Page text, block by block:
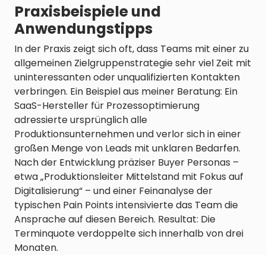
Praxisbeispiele und
Anwendungstipps
In der Praxis zeigt sich oft, dass Teams mit einer zu
allgemeinen Zielgruppenstrategie sehr viel Zeit mit
uninteressanten oder unqualifizierten Kontakten
verbringen. Ein Beispiel aus meiner Beratung: Ein
SaaS-Hersteller für Prozessoptimierung
adressierte ursprünglich alle
Produktionsunternehmen und verlor sich in einer
großen Menge von Leads mit unklaren Bedarfen.
Nach der Entwicklung präziser Buyer Personas –
etwa „Produktionsleiter Mittelstand mit Fokus auf
Digitalisierung“ – und einer Feinanalyse der
typischen Pain Points intensivierte das Team die
Ansprache auf diesen Bereich. Resultat: Die
Terminquote verdoppelte sich innerhalb von drei
Monaten.